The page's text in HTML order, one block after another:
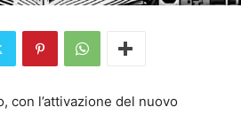
con l’attivazione del nuovo